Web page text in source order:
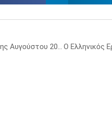
ΕΟΠΥΥ: Ανακοινώθηκε ο πίνακας προείσπραξης Αυγούστου 2025